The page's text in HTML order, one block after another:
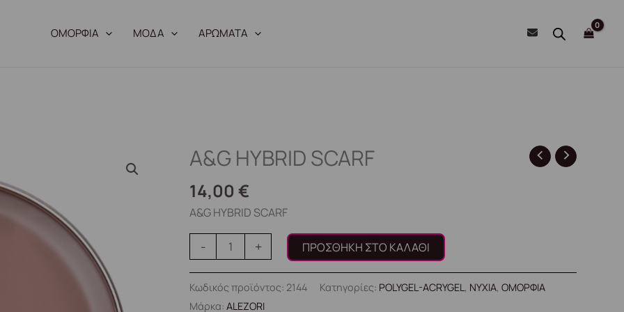
ΟΜΟΡΦΙΑ ΜΟΔΑ ΑΡΩΜΑΤΑ
A&G HYBRID SCARF
14,00€
A&G HYBRID SCARF
-
A&G
SCARF
ποσότητα
+ ΠΡΟΣΘΉΚΗ ΣΤΟ ΚΑΛΆΘΙ
Κωδικός προϊόντος: 2144 Κατηγορίες: POLYGEL-ACRYGEL, ΝΥΧΙΑ,ΟΜΟΡΦΙΑ
Μάρκα:ALEZORI